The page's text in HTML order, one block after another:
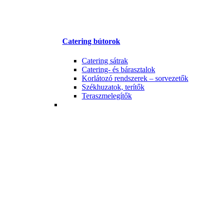
Catering bútorok
Catering sátrak
Catering- és bárasztalok
Korlátozó rendszerek – sorvezetők
Székhuzatok, terítők
Teraszmelegítők